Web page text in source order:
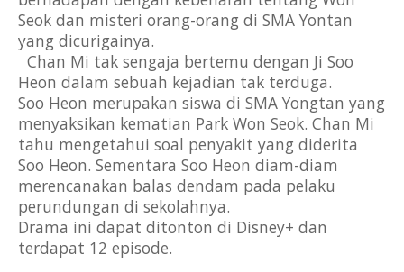
Seok dan misteri orang-orang di SMA Yontan
yang dicurigainya.
Chan Mi tak sengaja bertemu dengan Ji Soo
Heon dalam sebuah kejadian tak terduga.
Soo Heon merupakan siswa di SMA Yongtan yang
menyaksikan kematian Park Won Seok. Chan Mi
tahu mengetahui soal penyakit yang diderita
Soo Heon. Sementara Soo Heon diam-diam
merencanakan balas dendam pada pelaku
perundungan di sekolahnya.
Drama ini dapat ditonton di Disney+ dan
terdapat 12 episode.